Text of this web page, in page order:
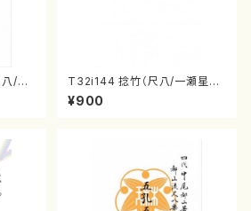
/野
流
T32i144 捻竹（尺八/一瀬星山/
尺八/都山式譜）都山流公刊楽譜
曲番:593
¥900